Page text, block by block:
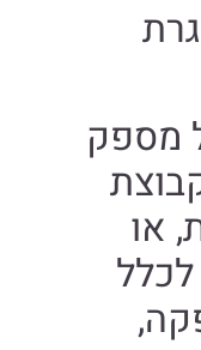
מספק
או